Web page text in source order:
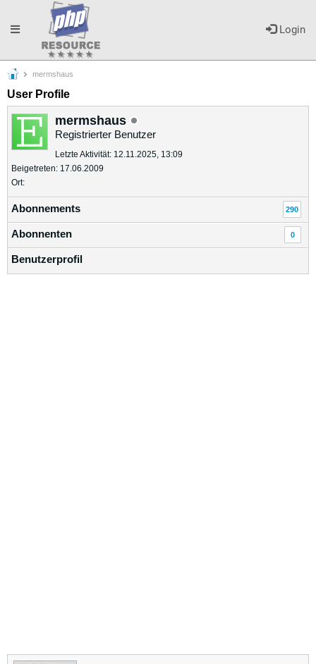
Login
Toggle
navigation
mermshaus
User Profile
mermshaus
Registrierter Benutzer
Letzte Aktivität: 12.11.2025, 13:09
Beigetreten: 17.06.2009
Ort:
Abonnements 290
Abonnenten 0
Benutzerprofil